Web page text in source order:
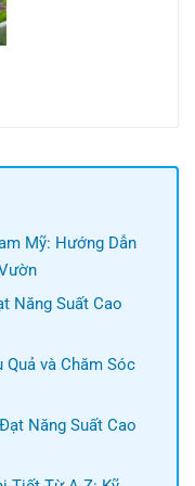
Mỹ: Hướng Dẫn
Năng Suất Cao
Quả và Chăm Sóc
Năng Suất Cao